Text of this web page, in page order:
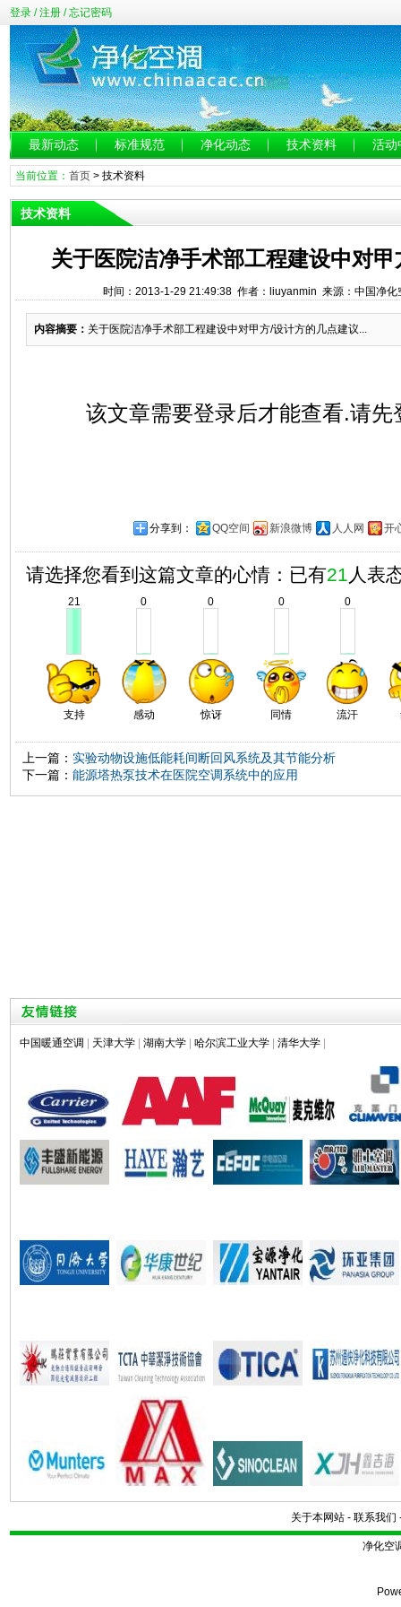
登录/注册/忘记密码
最新动态 标准规范 净化动态 技术资料 活动
当前位置： 首页> 技术资料
技术资料
关于医院洁净手术部工程建设中对
时间：2013-1-29 21:49:38 作者：liuyanmin 来源：中国净
内容摘要： 关于医院洁净手术部工程建设中对甲方/设计方的几点建议...
该文章需要登录后才能查看.请
分享到： QQ空间 新浪微博 人人网 开
请选择您看到这篇文章的心情：已有21 人表
21
支持
0
感动
0
惊讶
0
同情
0
流汗
上一篇： 实验动物设施低能耗间断回风系统及其节能分析
下一篇： 能源塔热泵技术在医院空调系统中的应用
中国暖通空调 天津大学 湖南大学 哈尔滨工业大学 清华大学
关于本网站 - 联系我们
净化空